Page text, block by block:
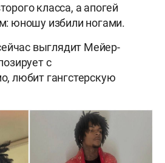
класса, а апогей
юношу избили ногами.
выглядит Мейер-
с
любит гангстерскую